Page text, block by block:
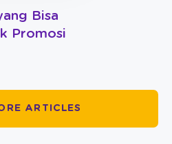
Bisa
Promosi
ARTICLES